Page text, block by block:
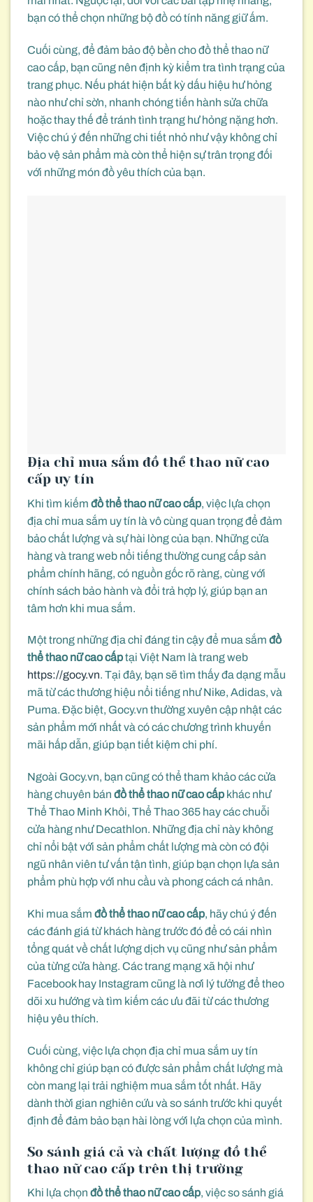
bạn có thể chọn những bộ đồ có tính năng giữ ấm.
Cuối cùng, để đảm bảo độ bền cho đồ thể thao nữ
cao cấp, bạn cũng nên định kỳ kiểm tra tình trạng của
trang phục. Nếu phát hiện bất kỳ dấu hiệu hư hỏng
nào như chỉ sờn, nhanh chóng tiến hành sửa chữa
hoặc thay thế để tránh tình trạng hư hỏng nặng hơn.
Việc chú ý đến những chi tiết nhỏ như vậy không chỉ
bảo vệ sản phẩm mà còn thể hiện sự trân trọng đối
với những món đồ yêu thích của bạn.
Địa chỉ mua sắm đồ thể thao nữ cao
cấp uy tín
Khi tìm kiếm đồ thể thao nữ cao cấp, việc lựa chọn
địa chỉ mua sắm uy tín là vô cùng quan trọng để đảm
bảo chất lượng và sự hài lòng của bạn. Những cửa
hàng và trang web nổi tiếng thường cung cấp sản
phẩm chính hãng, có nguồn gốc rõ ràng, cùng với
chính sách bảo hành và đổi trả hợp lý, giúp bạn an
tâm hơn khi mua sắm.
Một trong những địa chỉ đáng tin cậy để mua sắm đồ
thể thao nữ cao cấptại Việt Nam là trang web
https://gocy.vn. Tại đây, bạn sẽ tìm thấy đa dạng mẫu
mã từ các thương hiệu nổi tiếng như Nike, Adidas, và
Puma. Đặc biệt, Gocy.vn thường xuyên cập nhật các
sản phẩm mới nhất và có các chương trình khuyến
mãi hấp dẫn, giúp bạn tiết kiệm chi phí.
Ngoài Gocy.vn, bạn cũng có thể tham khảo các cửa
hàng chuyên bán đồ thể thao nữ cao cấp khác như
Thể Thao Minh Khôi, Thể Thao 365 hay các chuỗi
cửa hàng như Decathlon. Những địa chỉ này không
chỉ nổi bật với sản phẩm chất lượng mà còn có đội
ngũ nhân viên tư vấn tận tình, giúp bạn chọn lựa sản
phẩm phù hợp với nhu cầu và phong cách cá nhân.
Khi mua sắm đồ thể thao nữ cao cấp, hãy chú ý đến
các đánh giá từ khách hàng trước đó để có cái nhìn
tổng quát về chất lượng dịch vụ cũng như sản phẩm
của từng cửa hàng. Các trang mạng xã hội như
Facebook hay Instagram cũng là nơi lý tưởng để theo
dõi xu hướng và tìm kiếm các ưu đãi từ các thương
hiệu yêu thích.
Cuối cùng, việc lựa chọn địa chỉ mua sắm uy tín
không chỉ giúp bạn có được sản phẩm chất lượng mà
còn mang lại trải nghiệm mua sắm tốt nhất. Hãy
dành thời gian nghiên cứu và so sánh trước khi quyết
định để đảm bảo bạn hài lòng với lựa chọn của mình.
So sánh giá cả và chất lượng đồ thể
thao nữ cao cấp trên thị trường
Khi lựa chọn đồ thể thao nữ cao cấp, việc so sánh giá